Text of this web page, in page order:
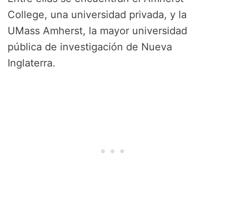
College, una universidad privada, y la
UMass Amherst, la mayor universidad
pública de investigación de Nueva
Inglaterra.